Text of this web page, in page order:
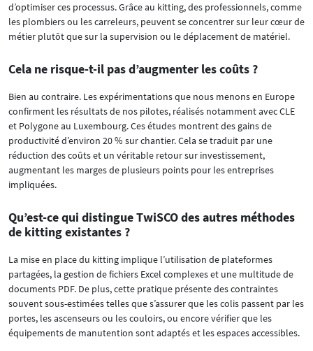
d’optimiser ces processus. Grâce au kitting, des professionnels, comme
les plombiers ou les carreleurs, peuvent se concentrer sur leur cœur de
métier plutôt que sur la supervision ou le déplacement de matériel.
Cela ne risque-t-il pas d’augmenter les coûts ?
Bien au contraire. Les expérimentations que nous menons en Europe
confirment les résultats de nos pilotes, réalisés notamment avec CLE
et Polygone au Luxembourg. Ces études montrent des gains de
productivité d’environ 20 % sur chantier. Cela se traduit par une
réduction des coûts et un véritable retour sur investissement,
augmentant les marges de plusieurs points pour les entreprises
impliquées.
Qu’est-ce qui distingue TwiSCO des autres méthodes
de kitting existantes ?
La mise en place du kitting implique l’utilisation de plateformes
partagées, la gestion de fichiers Excel complexes et une multitude de
documents PDF. De plus, cette pratique présente des contraintes
souvent sous-estimées telles que s’assurer que les colis passent par les
portes, les ascenseurs ou les couloirs, ou encore vérifier que les
équipements de manutention sont adaptés et les espaces accessibles.